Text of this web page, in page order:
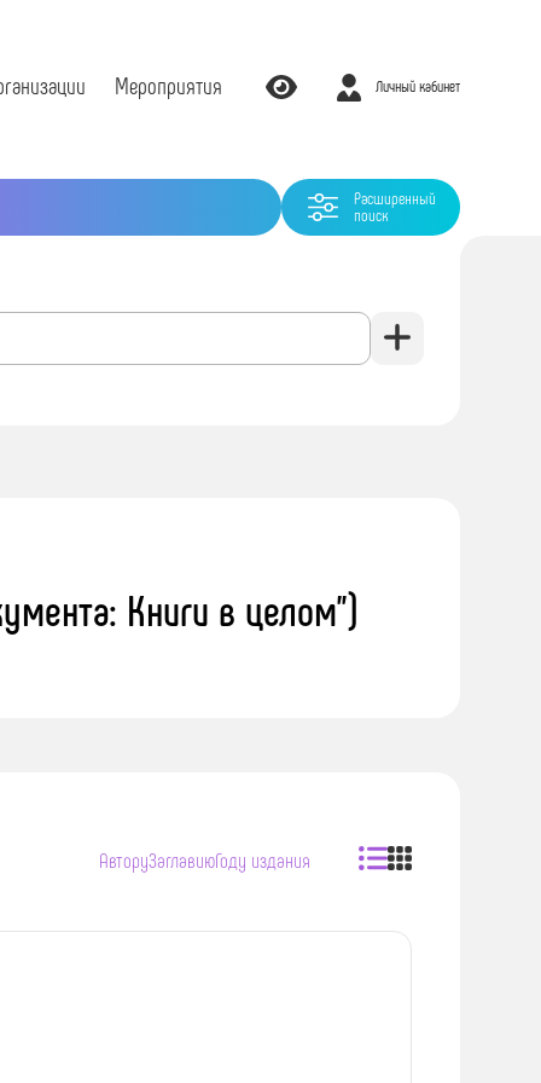
Мероприятия Личный кабинет
Расширенный
поиск
Книги в целом")
АвторуЗаглавиюГоду издания